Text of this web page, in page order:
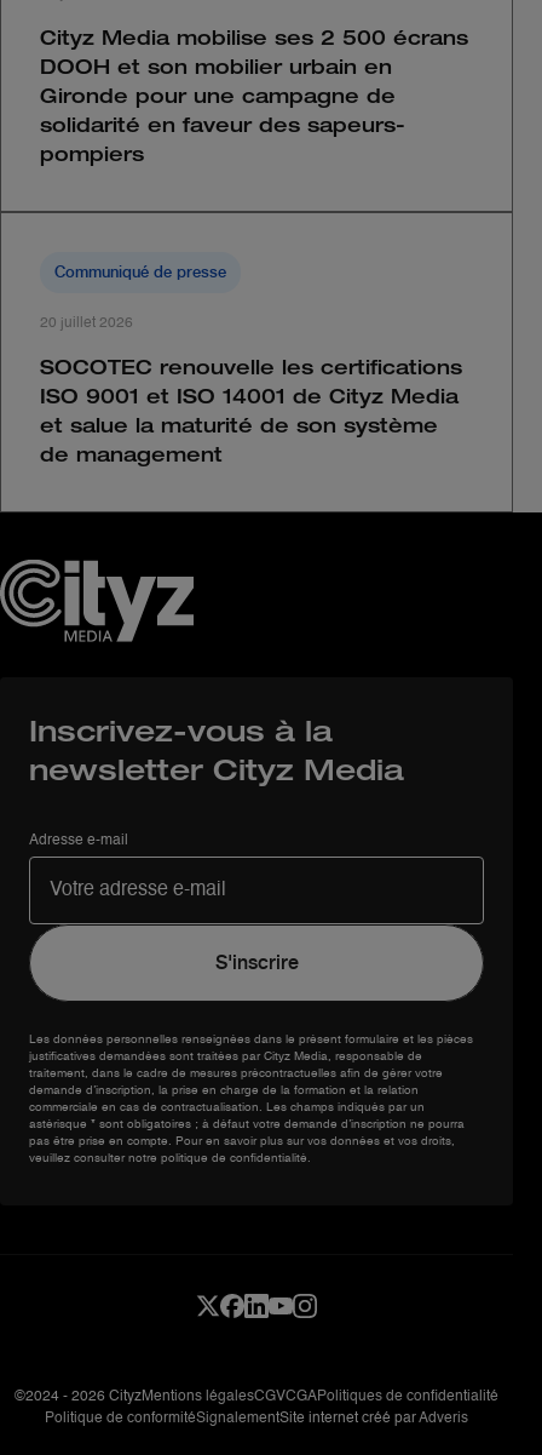
Cityz Media mobilise ses 2 500 écrans
DOOH et son mobilier urbain en
Gironde pour une campagne de
solidarité en faveur des sapeurs-
pompiers
Communiqué de presse
20 juillet 2026
SOCOTEC renouvelle les certifications
ISO 9001 et ISO 14001 de Cityz Media
et salue la maturité de son système
de management
Inscrivez-vous à la
newsletter Cityz Media
Adresse e-mail
Les données personnelles renseignées dans le présent formulaire et les pièces
justificatives demandées sont traitées par Cityz Media, responsable de
traitement, dans le cadre de mesures précontractuelles afin de gérer votre
demande d’inscription, la prise en charge de la formation et la relation
commerciale en cas de contractualisation. Les champs indiqués par un
astérisque * sont obligatoires ; à défaut votre demande d’inscription ne pourra
pas être prise en compte. Pour en savoir plus sur vos données et vos droits,
veuillez consulter notre politique de confidentialité.
©2024 - 2026 CityzMentions légalesCGVCGAPolitiques de confidentialité
Politique de conformitéSignalementSite internet créé parAdveris